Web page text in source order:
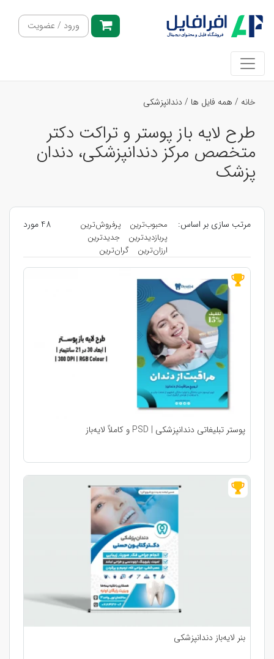
ورود / عضویت
خانه / همه فایل ها / دندانپزشکی
طرح لایه باز پوستر و تراکت دکتر
متخصص مرکز دندانپزشکی، دندان
پزشک
مرتب سازی بر اساس: محبوب‌ترین
پرفروش‌ترین
پربازدیدترین
جدیدترین
ارزان‌ترین
گران‌ترین
48 مورد
پوستر تبلیغاتی دندانپزشکی | PSD و کاملاً لایه‌باز
بنر لایه‌باز دندانپزشکی